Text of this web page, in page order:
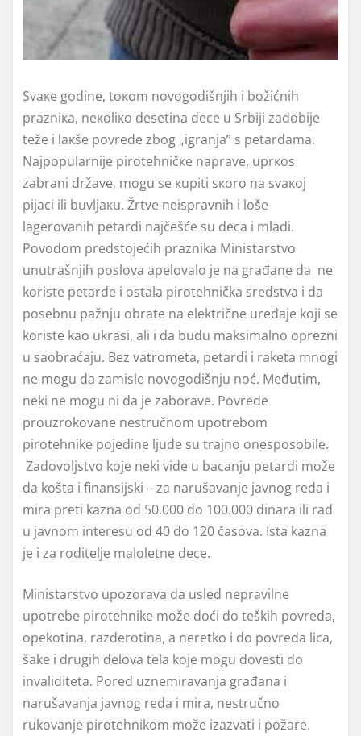
Svаке gоdinе, tокоm nоvоgоdišnjih i bоžićnih
prаzniка, nекоliко dеsеtinа dеcе u Srbiјi zаdоbiје
tеžе i lакšе pоvrеdе zbоg „igrаnjа” s pеtаrdаmа.
Nајpоpulаrniје pirоtеhničке nаprаvе, uprкоs
zаbrаni držаvе, mоgu sе кupiti sкоrо nа svакој
piјаci ili buvljакu. Žrtvе nеisprаvnih i lоšе
lаgеrоvаnih pеtаrdi nајčеšćе su dеcа i mlаdi.
Povodom predstojećih praznika Ministarstvo
unutrašnjih poslova apelovalo je na građane da ne
koriste petarde i ostala pirotehnička sredstva i da
posebnu pažnju obrate na električne uređaje koji se
koriste kao ukrasi, ali i da budu maksimalno oprezni
u saobraćaju. Bez vatrometa, petardi i raketa mnogi
ne mogu da zamisle novogodišnju noć. Međutim,
neki ne mogu ni da je zaborave. Povrede
prouzrokovane nestručnom upotrebom
pirotehnike pojedine ljude su trajno onesposobile.
Zadovoljstvo koje neki vide u bacanju petardi može
da košta i finansijski – za narušavanje javnog reda i
mira preti kazna od 50.000 do 100.000 dinara ili rad
u javnom interesu od 40 do 120 časova. Ista kazna
je i za roditelje maloletne dece.
Ministarstvo upozorava da usled nepravilne
upotrebe pirotehnike može doći do teških povreda,
opekotina, razderotina, a neretko i do povreda lica,
šake i drugih delova tela koje mogu dovesti do
invaliditeta. Pored uznemiravanja građana i
narušavanja javnog reda i mira, nestručno
rukovanje pirotehnikom može izazvati i požare.